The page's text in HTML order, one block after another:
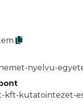
nyelvu-
kft-kutatointezet-